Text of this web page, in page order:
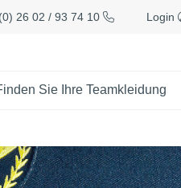
26 02 / 93 74 10 Login